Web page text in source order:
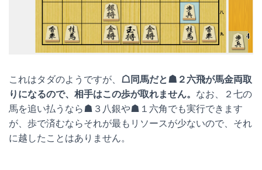
これはタダのようですが、 ☖同馬だと☗２六飛が馬金両取
りになるので、相手はこの歩が取れません。 なお、２七の
馬を追い払うなら☗３八銀や☗１六角でも実行できます
が、歩で済むならそれが最もリソースが少ないので、それ
に越したことはありません。